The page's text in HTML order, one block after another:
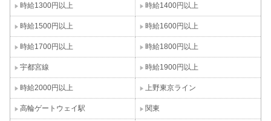
時給1300円以上 時給1400円以上
時給1500円以上 時給1600円以上
時給1700円以上 時給1800円以上
宇都宮線 時給1900円以上
時給2000円以上 上野東京ライン
高輪ゲートウェイ駅 関東